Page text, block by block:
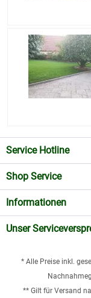
Service Hotline
Shop Service
Informationen
Unser
* Alle Preise inkl.
** Gilt für Versand